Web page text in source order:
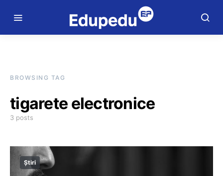
BROWSING TAG
tigarete electronice
3 posts
Știri